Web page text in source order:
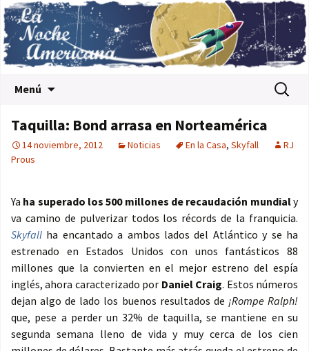
Menú Buscar:
Taquilla: Bond arrasa en Norteamérica
14 noviembre, 2012 Noticias En la Casa, Skyfall
RJ
Prous
Ya ha superado los 500 millones de recaudación mundialy
va camino de pulverizar todos los récords de la franquicia.
Skyfall ha encantado a ambos lados del Atlántico y se ha
estrenado en Estados Unidos con unos fantásticos 88
millones que la convierten en el mejor estreno del espía
inglés, ahora caracterizado por Daniel Craig. Estos números
dejan algo de lado los buenos resultados de ¡Rompe Ralph!
que, pese a perder un 32% de taquilla, se mantiene en su
segunda semana lleno de vida y muy cerca de los cien